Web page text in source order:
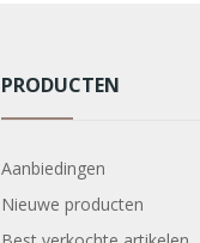
PRODUCTEN
Aanbiedingen
Nieuwe producten